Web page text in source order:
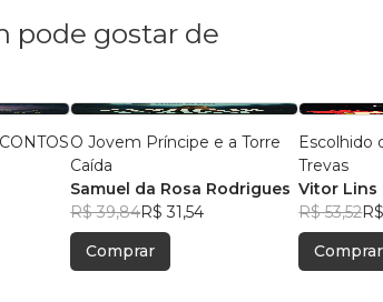
pode gostar de
O Jovem Príncipe e a Torre
Caída
Samuel da Rosa Rodrigues
R$ 39,84R$ 31,54
Comprar
Escolhido
Trevas
Vitor Lins
R$ 53,52
Comprar